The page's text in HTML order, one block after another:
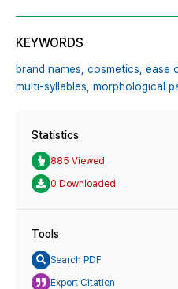
KEYWORDS
brand names, cosmetics, ease
multi-syllables, morphological
Statistics
885 Viewed
0 Downloaded
Tools
Search PDF
Export Citation